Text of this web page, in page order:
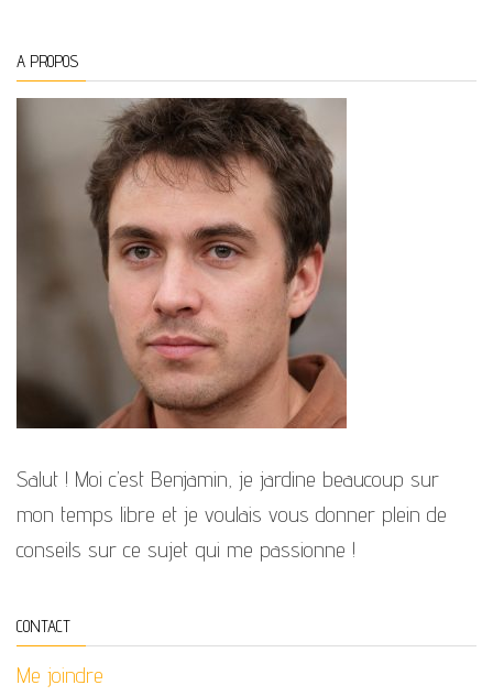
A PROPOS
Salut ! Moi c’est Benjamin, je jardine beaucoup sur
mon temps libre et je voulais vous donner plein de
conseils sur ce sujet qui me passionne !
CONTACT
Me joindre